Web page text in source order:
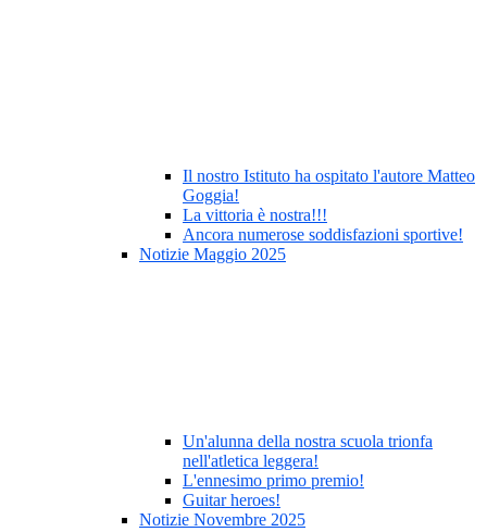
Il nostro Istituto ha ospitato l'autore Matteo
Goggia!
La vittoria è nostra!!!
Ancora numerose soddisfazioni sportive!
Notizie Maggio 2025
Un'alunna della nostra scuola trionfa
nell'atletica leggera!
L'ennesimo primo premio!
Guitar heroes!
Notizie Novembre 2025